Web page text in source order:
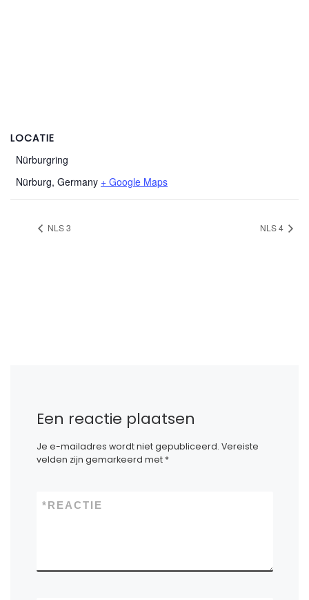
LOCATIE
Nürburgring
Nürburg, Germany + Google Maps
NLS 3 NLS 4
Een reactie plaatsen
Je e-mailadres wordt niet gepubliceerd. Vereiste
velden zijn gemarkeerd met *
REACTIE
*